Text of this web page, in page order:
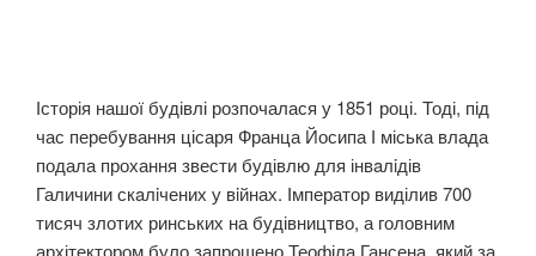
Історія нашої будівлі розпочалася у 1851 році. Тоді, під
час перебування цісаря Франца Йосипа І міська влада
подала прохання звести будівлю для інвaлiдів
Галичини скaлiчених у вiйнах. Імператор виділив 700
тисяч злотих ринських на будівництво, а головним
архітектором було запрошено Теофіла Гансена, який за